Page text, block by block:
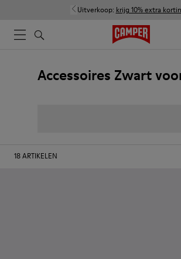
Uitverkoop: krijg 10% extra
Accessoires Zwart
18ARTIKELEN